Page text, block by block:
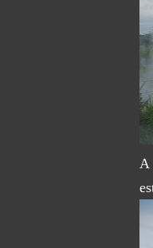
A